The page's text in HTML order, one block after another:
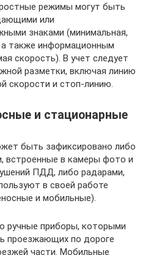
режимы могут быть
или
знаками (минимальная,
а также информационным
скорость). В учет следует
разметки, включая линию
скорости и стоп-линию.
и стационарные
быть зафиксировано либо
встроенные в камеры фото и
ПДД, либо радарами,
в своей работе
и мобильные).
ручные приборы, которыми
проезжающих по дороге
части. Мобильные